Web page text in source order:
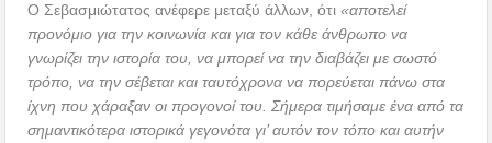
Ο Σεβασμιώτατος ανέφερε μεταξύ άλλων, ότι«αποτελεί
προνόμιο για την κοινωνία και για τον κάθε άνθρωπο να
γνωρίζει την ιστορία του, να μπορεί να την διαβάζει με σωστό
τρόπο, να την σέβεται και ταυτόχρονα να πορεύεται πάνω στα
ίχνη που χάραξαν οι προγονοί του. Σήμερα τιμήσαμε ένα από τα
σημαντικότερα ιστορικά γεγονότα γι’ αυτόν τον τόπο και αυτήν